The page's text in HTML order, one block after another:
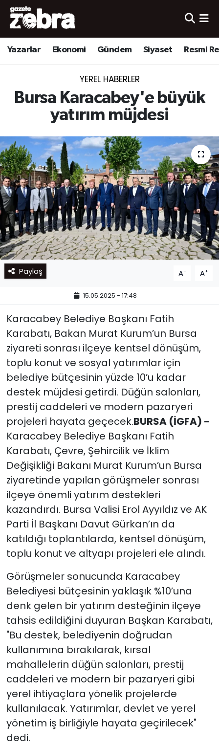
Yazarlar Ekonomi Gündem Siyaset Resmi
YEREL HABERLER
Bursa Karacabey'e büyük
yatırım müjdesi
Paylaş A- A+
15.05.2025 - 17:48
Karacabey Belediye Başkanı Fatih
Karabatı, Bakan Murat Kurum’un Bursa
ziyareti sonrası ilçeye kentsel dönüşüm,
toplu konut ve sosyal yatırımlar için
belediye bütçesinin yüzde 10’u kadar
destek müjdesi getirdi. Düğün salonları,
prestij caddeleri ve modern pazaryeri
projeleri hayata geçecek.BURSA (İGFA) -
Karacabey Belediye Başkanı Fatih
Karabatı, Çevre, Şehircilik ve İklim
Değişikliği Bakanı Murat Kurum’un Bursa
ziyaretinde yapılan görüşmeler sonrası
ilçeye önemli yatırım destekleri
kazandırdı. Bursa Valisi Erol Ayyıldız ve AK
Parti İl Başkanı Davut Gürkan’ın da
katıldığı toplantılarda, kentsel dönüşüm,
toplu konut ve altyapı projeleri ele alındı.
Görüşmeler sonucunda Karacabey
Belediyesi bütçesinin yaklaşık %10’una
denk gelen bir yatırım desteğinin ilçeye
tahsis edildiğini duyuran Başkan Karabatı,
"Bu destek, belediyenin doğrudan
kullanımına bırakılarak, kırsal
mahallelerin düğün salonları, prestij
caddeleri ve modern bir pazaryeri gibi
yerel ihtiyaçlara yönelik projelerde
kullanılacak. Yatırımlar, devlet ve yerel
yönetim iş birliğiyle hayata geçirilecek"
dedi.
Yazarlar
Ekonomi
Spor
Nöbetçi Eczaneler
Hava Durumu
Süper Lig Puan Durumu ve Fikstür
Tüm Manşetler
Son Dakika Haberleri
Haber Arşivi